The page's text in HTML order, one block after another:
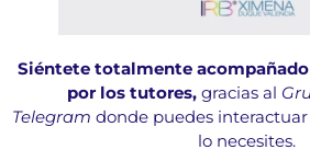
Siéntete totalmente
por los tutores, gracias al
Telegram donde puedes
lo necesites.